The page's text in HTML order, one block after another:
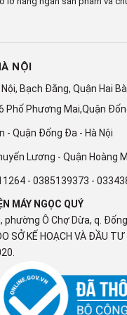
R-
cách dễ dàng.
NỘI
Bạch Đằng, Quận Hai
Phố Phương Mai,Quận
- Quận Đống Đa - Hà Nội
Lương - Quận Hoàng
- 0385139373 -
MÁY NGỌC QUÝ
phường Ô Chợ Dừa, q.
SỞ KẾ HOẠCH VÀ ĐẦU TƯ